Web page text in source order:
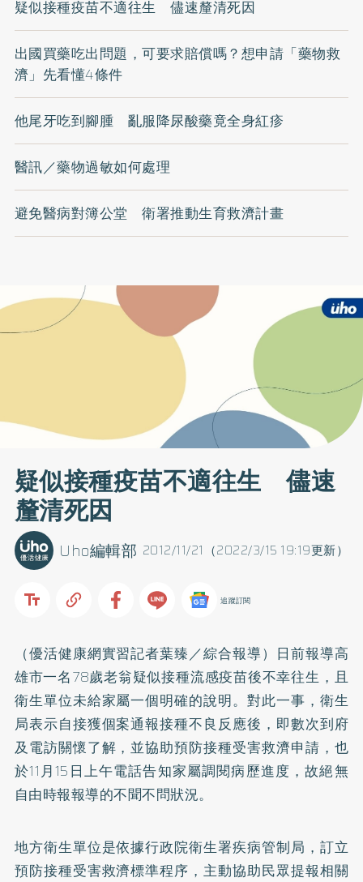
疑似接種疫苗不適往生 儘速釐清死因
出國買藥吃出問題，可要求賠償嗎？想申請「藥物救
濟」先看懂4條件
他尾牙吃到腳腫 亂服降尿酸藥竟全身紅疹
醫訊／藥物過敏如何處理
避免醫病對簿公堂 衛署推動生育救濟計畫
疑似接種疫苗不適往生 儘速
釐清死因
2012/11/21（2022/3/15 19:19更新）
Uho編輯部
追蹤訂閱
（優活健康網實習記者葉臻／綜合報導）日前報導高
雄市一名78歲老翁疑似接種流感疫苗後不幸往生，且
衛生單位未給家屬一個明確的說明。對此一事，衛生
局表示自接獲個案通報接種不良反應後，即數次到府
及電訪關懷了解，並協助預防接種受害救濟申請，也
於11月15日上午電話告知家屬調閱病歷進度，故絕無
自由時報報導的不聞不問狀況。
地方衛生單位是依據行政院衛生署疾病管制局，訂立
預防接種受害救濟標準程序，主動協助民眾提報相關